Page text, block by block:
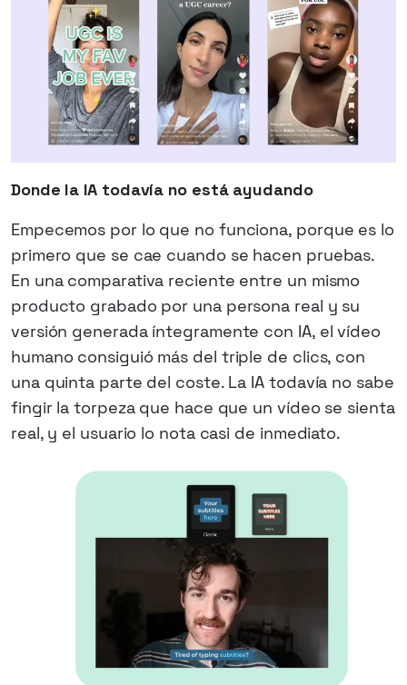
Donde la IA todavía no está ayudando
Empecemos por lo que no funciona, porque es lo
primero que se cae cuando se hacen pruebas.
En una comparativa reciente entre un mismo
producto grabado por una persona real y su
versión generada íntegramente con IA, el vídeo
humano consiguió más del triple de clics, con
una quinta parte del coste. La IA todavía no sabe
fingir la torpeza que hace que un vídeo se sienta
real, y el usuario lo nota casi de inmediato.